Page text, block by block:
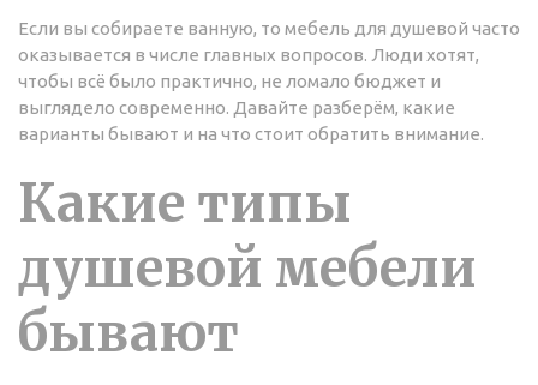
Если вы собираете ванную, то мебель для душевой часто
оказывается в числе главных вопросов. Люди хотят,
чтобы всё было практично, не ломало бюджет и
выглядело современно. Давайте разберём, какие
варианты бывают и на что стоит обратить внимание.
Какие типы
душевой мебели
бывают